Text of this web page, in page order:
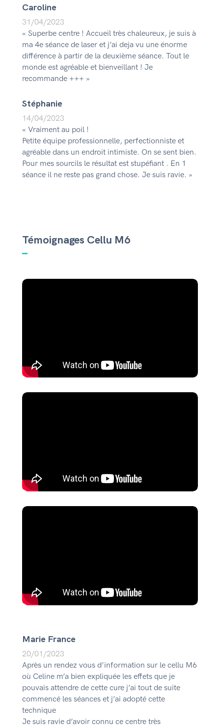
Caroline
31/04/2023
« Superbe centre ! Accueil très chaleureux, je suis à
ma 4e séance de laser et j’ai deja vu une énorme
différence à partir de la deuxième séance. Tout le
monde est agréable et bienveillant ! Je
recommande +++ »
Stéphanie
14/04/2023
« Vraiment au poil !
Petite équipe professionnelle, perfectionniste et
agréable dans un endroit intimiste. On se sent bien.
Pour mes sourcils le résultat est stupéfiant . En 1
séance il ne reste pas grand chose. Je suis ravie. »
Témoignages Cellu M6
Marie France
20/01/2023
Après un rendez vous d’information sur le cellu M6
où Celine m’a bien expliquée les effets que je
pouvais attendre de cette cure j’ai tout de suite
commencé les séances et j’ai adopté cette
technique
Je suis ravie d’avoir connu ce centre très